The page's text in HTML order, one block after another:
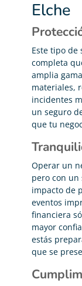
Elche
Este tipo de
completa
amplia
materiales,
incidentes
un seguro
que tu
Operar un
pero con un
impacto de
eventos
financiera
mayor
estás
que se